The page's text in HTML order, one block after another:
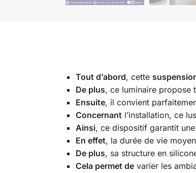
Tout d’abord, cette
De plus, ce luminaire propose
Ensuite, il convient
Concernantl’installation, ce
Ainsi, ce dispositif garantit
En effet, la durée de vie
De plus, sa structure en
Cela permet devarier les